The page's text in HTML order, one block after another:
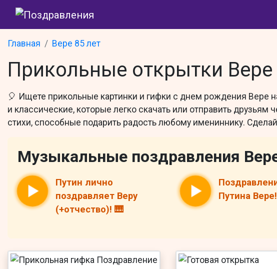
Главная Вере 85 лет
Прикольные открытки
🎈 Ищете прикольные картинки и гифки с днем рождения Вере
и классические, которые легко скачать или отправить
стихи, способные подарить радость любому имениннику.
Музыкальные поздравления
Путин лично
поздравляет Веру
(+отчество)! 🎹
Путина